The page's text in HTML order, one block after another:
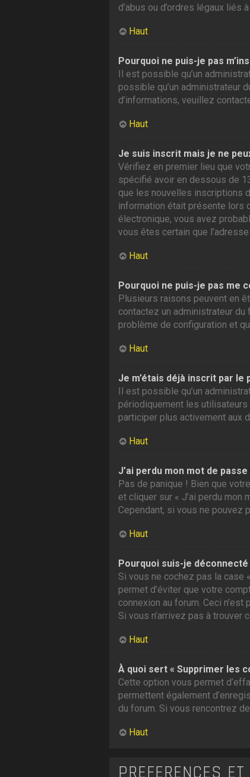
d’abus ou d’ordres légaux liés
Haut
Pourquoi ne puis-je pas
Il est possible qu’un
possible qu’un administrateur
d’informations, veuillez
Haut
Je suis inscrit mais je ne
Vérifiez en premier lieu que
spécifié avoir en dessous de
que les nouvelles inscriptions
information était présente lors
électronique, vous avez
vous êtes certain que
Haut
Pourquoi ne puis-je pas me
Plusieurs raisons peuvent en
contactez un administrateur
problème de configuration et
Haut
Je m’étais déjà inscrit par
Il est possible qu’un
périodiquement les
participer plus activement aux
Haut
J’ai perdu mon mot de passe
Pas de panique ! Bien que
et cliquer sur « J’ai perdu
Cependant, si vous ne pouvez
Haut
Pourquoi suis-je
Si vous ne cochez pas la case
permet d’éviter que votre
connexion au forum. Ceci
Si vous n’arrivez pas à
Haut
À quoi sert « Supprimer les
Cette option vous permet
permettent également
du forum. Si vous rencontrez
Haut
PRÉFÉRENCES